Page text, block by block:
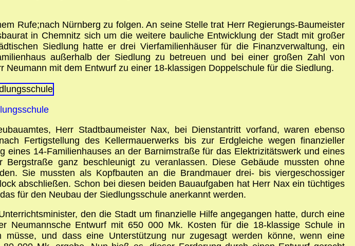
Rufe;nach Nürnberg zu folgen. An seine Stelle trat Herr Regierungs-Baumeister
in Chemnitz sich um die weitere bauliche Entwicklung der Stadt mit großer
Siedlung hatte er drei Vierfamilienhäuser für die Finanzverwaltung, ein
außerhalb der Siedlung zu betreuen und bei einer großen Zahl von
mit dem Entwurf zu einer 18-klassigen Doppelschule für die Siedlung.
Herr Stadtbaumeister Nax, bei Dienstantritt vorfand, waren ebenso
Fertigstellung des Kellermauerwerks bis zur Erdgleiche wegen finanzieller
14-Familienhauses an der Barnimstraße für das Elektrizitätswerk und eines
ganz beschleunigt zu veranlassen. Diese Gebäude mussten ohne
Sie mussten als Kopfbauten an die Brandmauer drei- bis viergeschossiger
abschließen. Schon bei diesen beiden Bauaufgaben hat Herr Nax ein tüchtiges
für den Neubau der Siedlungsschule anerkannt werden.
den die Stadt um finanzielle Hilfe angegangen hatte, durch eine
Neumannsche Entwurf mit 650 000 Mk. Kosten für die 18-klassige Schule in
und dass eine Unterstützung nur zugesagt werden könne, wenn eine